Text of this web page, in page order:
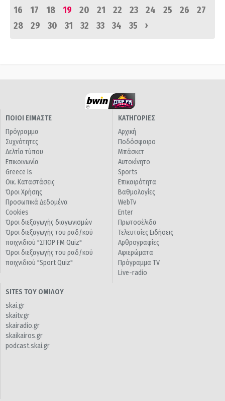
16
17 18 19 20 21 22 23 24 25 26
27
28
29 30 31 32 33 34 35 ›
ΠΟΙΟΙ ΕΙΜΑΣΤΕ
Πρόγραμμα
Συχνότητες
Δελτία τύπου
Επικοινωνία
Greece Is
Οικ. Καταστάσεις
Όροι Χρήσης
Προσωπικά Δεδομένα
Cookies
Όροι διεξαγωγής διαγωνισμών
Όροι διεξαγωγής του ραδ/κού
παιχνιδιού "ΣΠΟΡ FM Quiz"
Όροι διεξαγωγής του ραδ/κού
παιχνιδιού "Sport Quiz"
ΚΑΤΗΓΟΡΙΕΣ
Αρχική
Ποδόσφαιρο
Μπάσκετ
Αυτοκίνητο
Sports
Επικαιρότητα
Βαθμολογίες
WebTv
Enter
Πρωτοσέλιδα
Τελευταίες Ειδήσεις
Αρθρογραφίες
Αφιερώματα
Πρόγραμμα TV
Live-radio
SITES ΤΟΥ ΟΜΙΛΟΥ
skai.gr
skaitv.gr
skairadio.gr
skaikairos.gr
podcast.skai.gr